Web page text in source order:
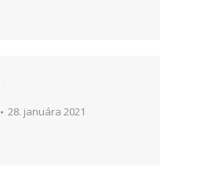
28. januára 2021